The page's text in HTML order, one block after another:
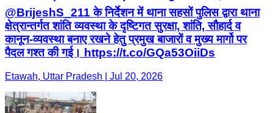
@BrijeshS_211 के निर्देशन में थाना सहसों पुलिस द्वारा थाना
क्षेत्रान्तर्गत शांति व्यवस्था के दृष्टिगत सुरक्षा, शांति, सौहार्द व
कानून-व्यवस्था बनाए रखने हेतु प्रमुख बाजारों व मुख्य मार्गो पर
पैदल गश्त की गई। https://t.co/GQa53OiiDs
Etawah, Uttar Pradesh | Jul 20, 2026